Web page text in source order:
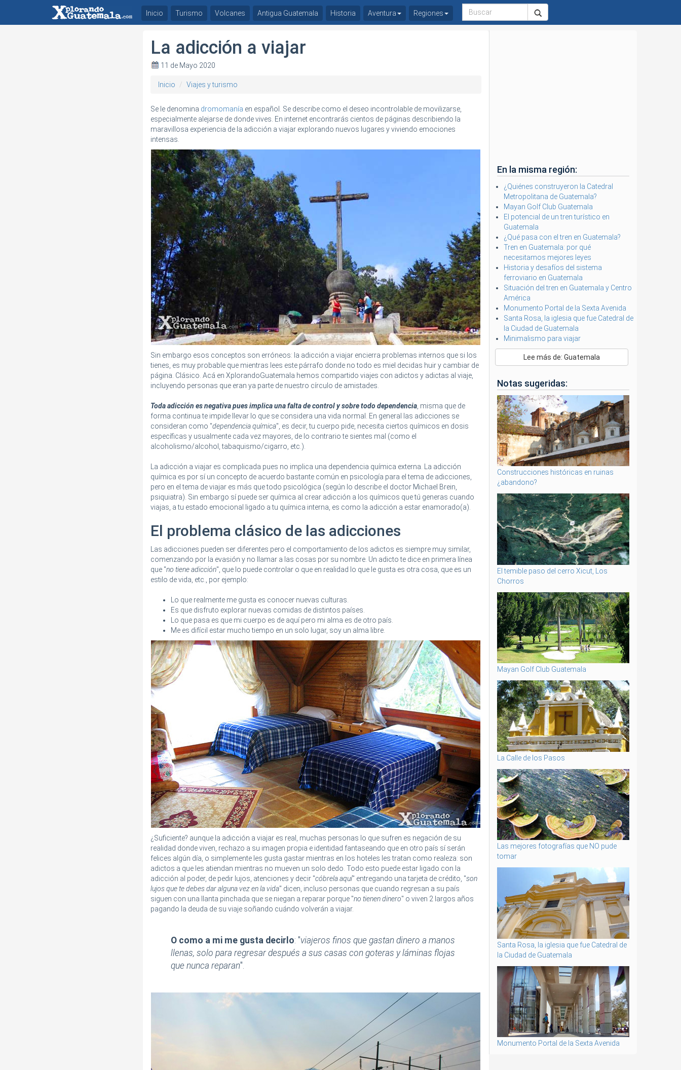
La adicción a viajar
11 de Mayo 2020
Inicio Viajes y turismo
Se le denomina dromomanía en español. Se describe como el deseo incontrolable de movilizarse,
especialmente alejarse de donde vives. En internet encontrarás cientos de páginas describiendo la
maravillosa experiencia de la adicción a viajar explorando nuevos lugares y viviendo emociones
intensas.
Sin embargo esos conceptos son erróneos: la adicción a viajar encierra problemas internos que si los
tienes, es muy probable que mientras lees este párrafo donde no todo es miel decidas huir y cambiar de
página. Clásico. Acá en XplorandoGuatemala hemos compartido viajes con adictos y adictas al viaje,
incluyendo personas que eran ya parte de nuestro círculo de amistades.
Toda adicción es negativa pues implica una falta de control y sobre todo dependencia , misma que de
forma continua te impide llevar lo que se considera una vida normal. En general las adicciones se
consideran como "dependencia química", es decir, tu cuerpo pide, necesita ciertos químicos en dosis
específicas y usualmente cada vez mayores, de lo contrario te sientes mal (como el
alcoholismo/alcohol, tabaquismo/cigarro, etc.).
La adicción a viajar es complicada pues no implica una dependencia química externa. La adicción
química es por sí un concepto de acuerdo bastante común en psicología para el tema de adicciones,
pero en el tema de viajar es más que todo psicológica (según lo describe el doctor Michael Brein,
psiquiatra). Sin embargo sí puede ser química al crear adicción a los químicos que tú generas cuando
viajas, a tu estado emocional ligado a tu química interna, es como la adicción a estar enamorado(a).
El problema clásico de las adicciones
Las adicciones pueden ser diferentes pero el comportamiento de los adictos es siempre muy similar,
comenzando por la evasión y no llamar a las cosas por su nombre. Un adicto te dice en primera línea
que "no tiene adicción", que lo puede controlar o que en realidad lo que le gusta es otra cosa, que es un
estilo de vida, etc., por ejemplo:
Lo que realmente me gusta es conocer nuevas culturas.
Es que disfruto explorar nuevas comidas de distintos países.
Lo que pasa es que mi cuerpo es de aquí pero mi alma es de otro país.
Me es difícil estar mucho tiempo en un solo lugar, soy un alma libre.
¿Suficiente? aunque la adicción a viajar es real, muchas personas lo que sufren es negación de su
realidad donde viven, rechazo a su imagen propia e identidad fantaseando que en otro país sí serán
felices algún día, o simplemente les gusta gastar mientras en los hoteles les tratan como realeza: son
adictos a que les atiendan mientras no mueven un solo dedo. Todo esto puede estar ligado con la
adicción al poder, de pedir lujos, atenciones y decir "cóbrela aquí" entregando una tarjeta de crédito, "son
lujos que te debes dar alguna vez en la vida" dicen, incluso personas que cuando regresan a su país
siguen con una llanta pinchada que se niegan a reparar porque "no tienen dinero" o viven 2 largos años
pagando la deuda de su viaje soñando cuándo volverán a viajar.
O como a mi me gusta decirlo: "viajeros finos que gastan dinero a manos
llenas, solo para regresar después a sus casas con goteras y láminas flojas
que nunca reparan".
En la misma región:
¿Quiénes construyeron la Catedral
Metropolitana de Guatemala?
Mayan Golf Club Guatemala
El potencial de un tren turístico en
Guatemala
¿Qué pasa con el tren en Guatemala?
Tren en Guatemala: por qué
necesitamos mejores leyes
Historia y desafíos del sistema
ferroviario en Guatemala
Situación del tren en Guatemala y Centro
América
Monumento Portal de la Sexta Avenida
Santa Rosa, la iglesia que fue Catedral de
la Ciudad de Guatemala
Minimalismo para viajar
Lee más de: Guatemala
Notas sugeridas:
Construcciones históricas en ruinas
¿abandono?
El temible paso del cerro Xicut, Los
Chorros
Mayan Golf Club Guatemala
La Calle de los Pasos
Las mejores fotografías que NO pude
tomar
Santa Rosa, la iglesia que fue Catedral de
la Ciudad de Guatemala
Monumento Portal de la Sexta Avenida
Inicio Turismo Volcanes Antigua Guatemala Historia Aventura Regiones